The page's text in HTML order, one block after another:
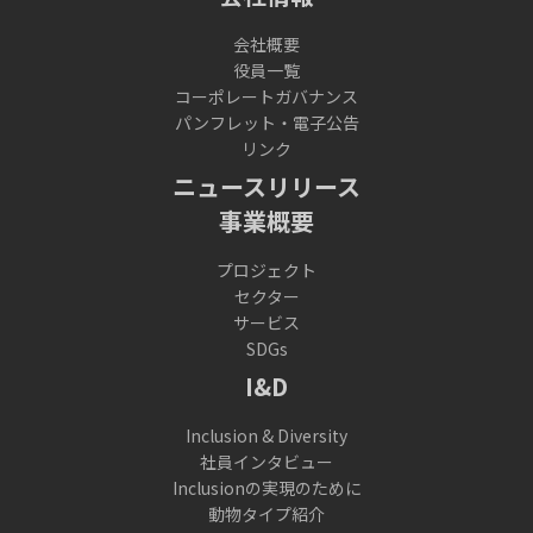
会社概要
役員一覧
コーポレートガバナンス
パンフレット・電子公告
リンク
ニュースリリース
事業概要
プロジェクト
セクター
サービス
SDGs
I&D
Inclusion & Diversity
社員インタビュー
Inclusionの実現のために
動物タイプ紹介